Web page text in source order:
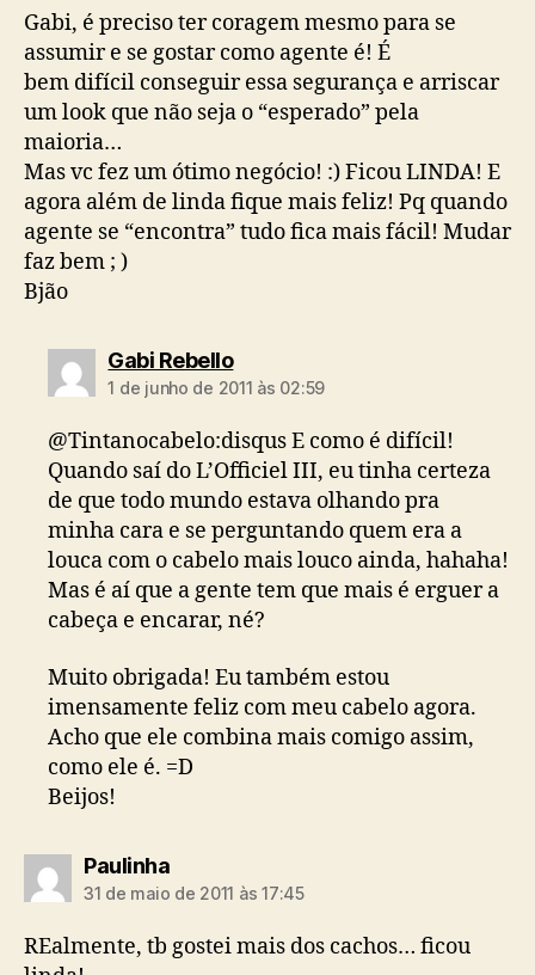
Gabi, é preciso ter coragem mesmo para se
assumir e se gostar como agente é! É
bem difícil conseguir essa segurança e arriscar
um look que não seja o “esperado” pela
maioria…
Mas vc fez um ótimo negócio! :) Ficou LINDA! E
agora além de linda fique mais feliz! Pq quando
agente se “encontra” tudo fica mais fácil! Mudar
faz bem ; )
Bjão
Gabi Rebellodiz:
1 de junho de 2011 às 02:59
@Tintanocabelo:disqus E como é difícil!
Quando saí do L’Officiel III, eu tinha certeza
de que todo mundo estava olhando pra
minha cara e se perguntando quem era a
louca com o cabelo mais louco ainda, hahaha!
Mas é aí que a gente tem que mais é erguer a
cabeça e encarar, né?
Muito obrigada! Eu também estou
imensamente feliz com meu cabelo agora.
Acho que ele combina mais comigo assim,
como ele é. =D
Beijos!
Paulinhadiz:
31 de maio de 2011 às 17:45
REalmente, tb gostei mais dos cachos… ficou